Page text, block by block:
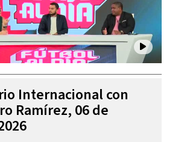
Internacional con
Ramírez, 06 de